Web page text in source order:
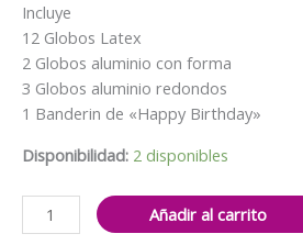
original
era:
$17.000.
es:
$11.000.
Incluye
12 Globos Latex
2 Globos aluminio con forma
3 Globos aluminio redondos
1 Banderin de «Happy Birthday»
Disponibilidad: 2 disponibles
Globos
Añadir al carrito